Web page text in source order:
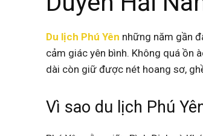
Du lịch Phú Yên những năm gần
cảm giác yên bình. Không quá ồn
dài còn giữ được nét hoang sơ,
Vì sao du lịch Phú